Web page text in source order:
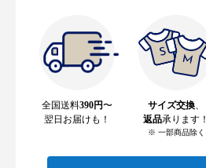
全国送料390円〜
翌日お届けも！
サイズ交換、
返品承ります！
※ 一部商品除く